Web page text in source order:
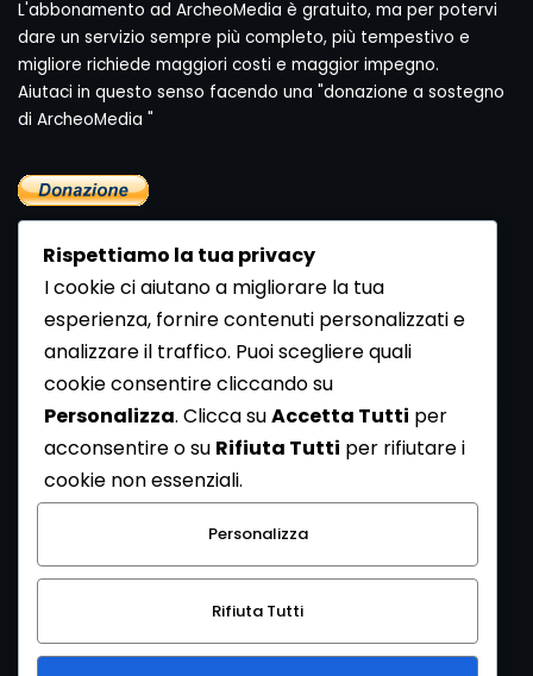
L'abbonamento ad ArcheoMedia è gratuito, ma per potervi
dare un servizio sempre più completo, più tempestivo e
migliore richiede maggiori costi e maggior impegno.
Aiutaci in questo senso facendo una "donazione a sostegno
di ArcheoMedia "
Newsletter
Se vuoi ricevere la Rivista gratuita di archeologia realizzata
dalla Redazione di ArcheoMedia iscriviti alla nostra
Newsletter [Clicca Qui]
Con l'invio del messaggio l'utente dichiara di aver letto
l’informativa sulla privacy e di acconsentire al trattamento
dei propri dati personali.
Rispettiamo la tua privacy
I cookie ci aiutano a migliorare la tua
esperienza, fornire contenuti personalizzati e
analizzare il traffico. Puoi scegliere quali
cookie consentire cliccando su
Personalizza. Clicca suAccetta Tutti per
acconsentire o su Rifiuta Tutti per rifiutare i
cookie non essenziali.
Personalizza
Rifiuta Tutti